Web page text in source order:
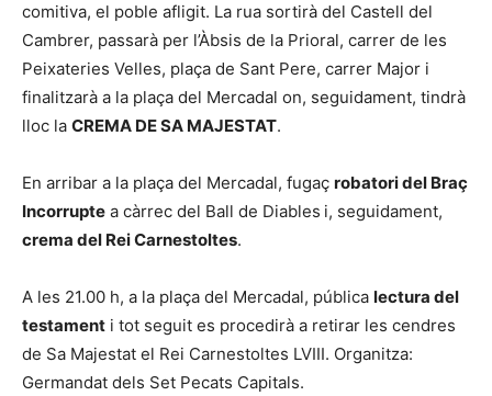
comitiva, el poble afligit. La rua sortirà del Castell del
Cambrer, passarà per l’Àbsis de la Prioral, carrer de les
Peixateries Velles, plaça de Sant Pere, carrer Major i
finalitzarà a la plaça del Mercadal on, seguidament, tindrà
lloc la CREMA DE SA MAJESTAT.
En arribar a la plaça del Mercadal, fugaç robatori del Braç
Incorrupte a càrrec del Ball de Diables i, seguidament,
crema del Rei Carnestoltes.
A les 21.00 h, a la plaça del Mercadal, pública lectura del
testament i tot seguit es procedirà a retirar les cendres
de Sa Majestat el Rei Carnestoltes LVIII. Organitza:
Germandat dels Set Pecats Capitals.